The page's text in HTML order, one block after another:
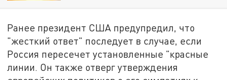
Ранее президент США предупредил, что
"жесткий ответ" последует в случае, если
Россия пересечет установленные "красные
линии. Он также отверг утверждения